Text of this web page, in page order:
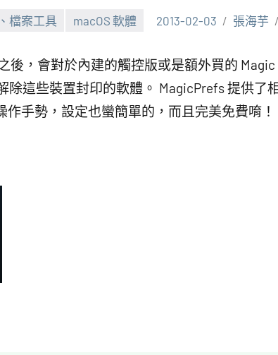
檔案工具 macOS 軟體 2013-02-03 張海芋
後，會對於內建的觸控版或是額外買的
除這些裝置封印的軟體。 MagicPrefs 提供了
作手勢，設定也蠻簡單的，而且完美免費唷！